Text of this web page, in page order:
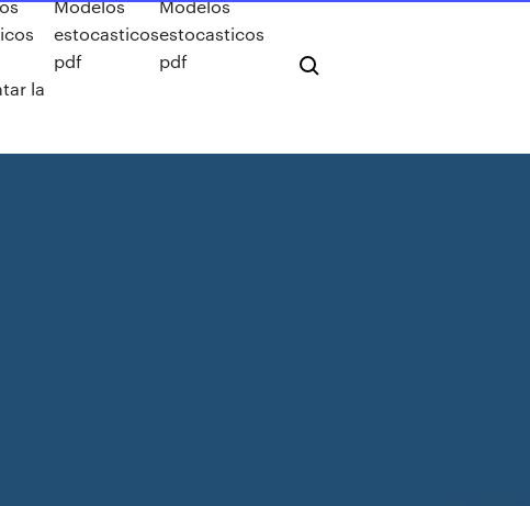
la
Modelos
estocasticos
pdf
Modelos
estocasticos
pdf